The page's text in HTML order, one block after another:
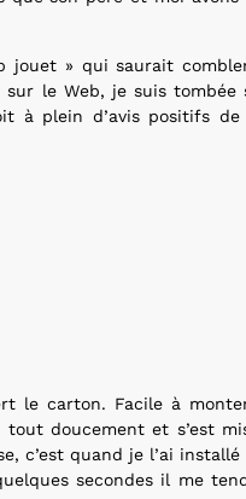
» qui saurait
le Web, je suis tombée
à plein d’avis positifs
le carton. Facile à
doucement et s’est
c’est quand je l’ai installé
secondes il me